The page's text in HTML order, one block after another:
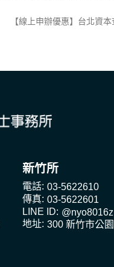
【線上申辦優惠】台北資
新竹所
電話: 03-5622610
傳真: 03-5622601
LINE ID: @nyo8016z
地址: 300 新竹市公